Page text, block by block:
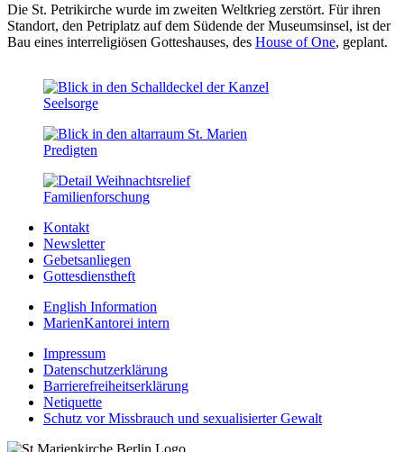
Die St. Petrikirche wurde im zweiten Weltkrieg zerstört. Für ihren
Standort, den Petriplatz auf dem Südende der Museumsinsel, ist der
Bau eines interreligiösen Gotteshauses, des House of One, geplant.
Seelsorge
Predigten
Familien­forschung
Kontakt
Newsletter
Gebetsanliegen
Gottesdienstheft
English Information
MarienKantorei intern
Impressum
Datenschutzerklärung
Barrierefreiheitserklärung
Netiquette
Schutz vor Missbrauch und sexualisierter Gewalt